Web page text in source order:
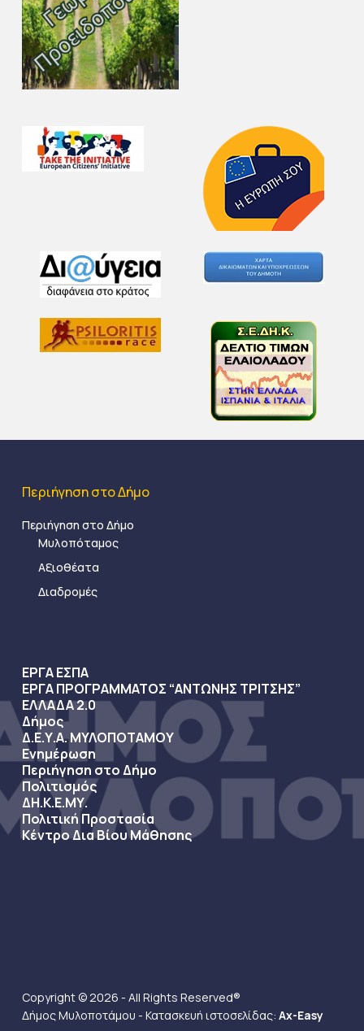
Περιήγηση στο Δήμο
Περιήγηση στο Δήμο
Μυλοπόταμος
Αξιοθέατα
Διαδρομές
ΕΡΓΑ ΕΣΠΑ
ΕΡΓΑ ΠΡΟΓΡΑΜΜΑΤΟΣ “ΑΝΤΩΝΗΣ ΤΡΙΤΣΗΣ”
ΕΛΛΑΔΑ 2.0
Δήμος
Δ.Ε.Υ.Α. ΜΥΛΟΠΟΤΑΜΟΥ
Ενημέρωση
Περιήγηση στο Δήμο
Πολιτισμός
ΔΗ.Κ.Ε.ΜΥ.
Πολιτική Προστασία
Κέντρο Δια Βίου Μάθησης
Copyright © 2026 - All Rights Reserved®
Δήμος Μυλοποτάμου - Κατασκευή ιστοσελίδας: Ax-Easy